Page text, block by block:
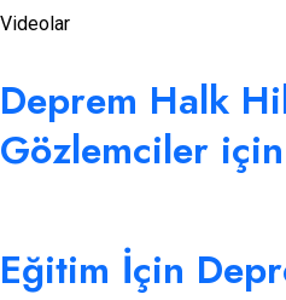
Videolar
Deprem Halk
Gözlemciler için
Eğitim İçin